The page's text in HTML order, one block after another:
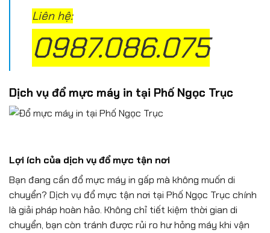
Liên hệ:
0987.086.075
Dịch vụ đổ mực máy in tại Phố Ngọc Trục
Lợi ích của dịch vụ đổ mực tận nơi
Bạn đang cần đổ mực máy in gấp mà không muốn di
chuyển? Dịch vụ đổ mực tận nơi tại Phố Ngọc Trục chính
là giải pháp hoàn hảo. Không chỉ tiết kiệm thời gian di
chuyển, bạn còn tránh được rủi ro hư hỏng máy khi vận